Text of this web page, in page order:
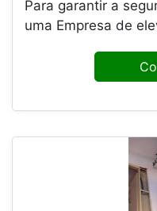
Para garantir a
uma Empresa de